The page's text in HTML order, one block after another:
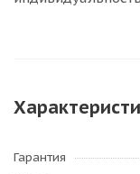
Гарантия